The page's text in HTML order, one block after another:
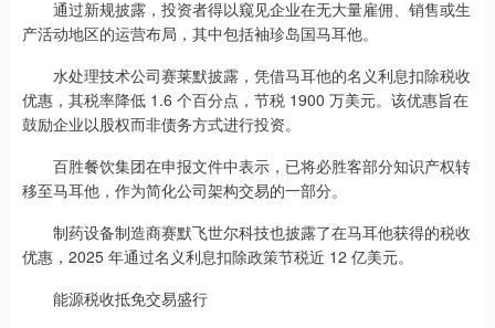
通过新规披露，投资者得以窥见企业在无大量雇佣、销售或生
产活动地区的运营布局，其中包括袖珍岛国马耳他。
水处理技术公司赛莱默披露，凭借马耳他的名义利息扣除税收
优惠，其税率降低 1.6 个百分点，节税 1900 万美元。该优惠旨在
鼓励企业以股权而非债务方式进行投资。
百胜餐饮集团在申报文件中表示，已将必胜客部分知识产权转
移至马耳他，作为简化公司架构交易的一部分。
制药设备制造商赛默飞世尔科技也披露了在马耳他获得的税收
优惠，2025 年通过名义利息扣除政策节税近 12 亿美元。
能源税收抵免交易盛行